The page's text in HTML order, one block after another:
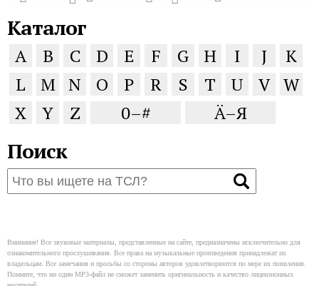
Каталог
A B C D E F G H I J
K
L
M N O P R S T U V W
X
Y Z 0–# Ä–Я
Поиск
Внимание! Все звуковые материалы, представленные на сайте, предназначены исключительно для
ознакомительного прослушивания. Все права на музыкальные произведения принадлежат их
владельцам. Все замечания и просьбы со стороны авторов удовлетворяются по мере их появления.
Помните, что ни один MP3-файл не сможет заменить оригинальность и качество лицензионных